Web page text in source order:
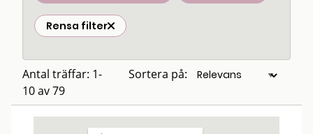
Rensa filter
Antal träffar: 1-
10 av 79
Sortera på: